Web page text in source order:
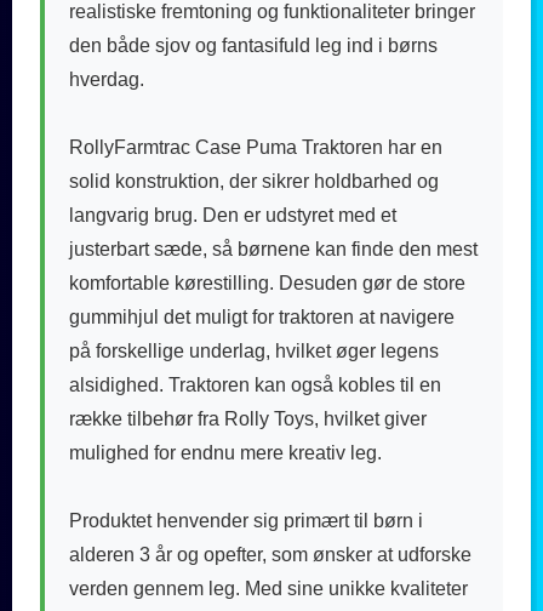
realistiske fremtoning og funktionaliteter bringer
den både sjov og fantasifuld leg ind i børns
hverdag.
RollyFarmtrac Case Puma Traktoren har en
solid konstruktion, der sikrer holdbarhed og
langvarig brug. Den er udstyret med et
justerbart sæde, så børnene kan finde den mest
komfortable kørestilling. Desuden gør de store
gummihjul det muligt for traktoren at navigere
på forskellige underlag, hvilket øger legens
alsidighed. Traktoren kan også kobles til en
række tilbehør fra Rolly Toys, hvilket giver
mulighed for endnu mere kreativ leg.
Produktet henvender sig primært til børn i
alderen 3 år og opefter, som ønsker at udforske
verden gennem leg. Med sine unikke kvaliteter